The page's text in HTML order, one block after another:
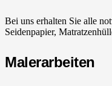
Bei uns erhalten Sie alle
Seidenpapier,
Malerarbeiten